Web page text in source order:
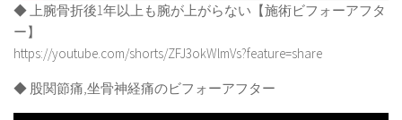
◆ 上腕骨折後1年以上も腕が上がらない【施術ビフォーアフタ
ー】
https://youtube.com/shorts/ZFJ3okWlmVs?feature=share
◆ 股関節痛,坐骨神経痛のビフォーアフター